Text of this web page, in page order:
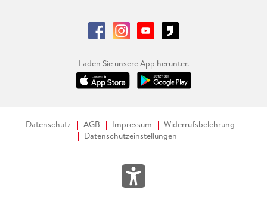
Laden Sie unsere App herunter.
Datenschutz AGB Impressum
Widerrufsbelehrung
Datenschutzeinstellungen